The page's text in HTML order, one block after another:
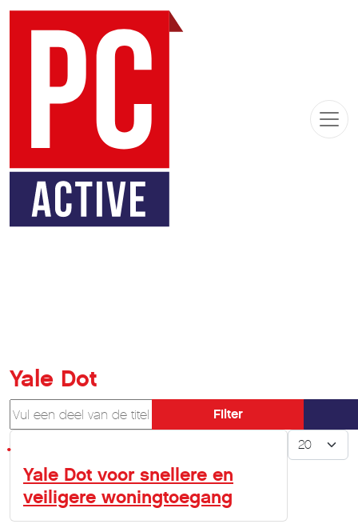
Yale Dot
Vul een deel van de titel in
Filter
Toon #
Yale Dot voor snellere en
veiligere woningtoegang